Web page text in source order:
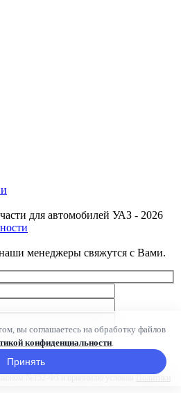
для автомобилей УАЗ - 2026
менеджеры свяжутся с Вами.
на обработку персональных данных в
вы соглашаетесь на обработку файлов
конфиденциальности.
Принять